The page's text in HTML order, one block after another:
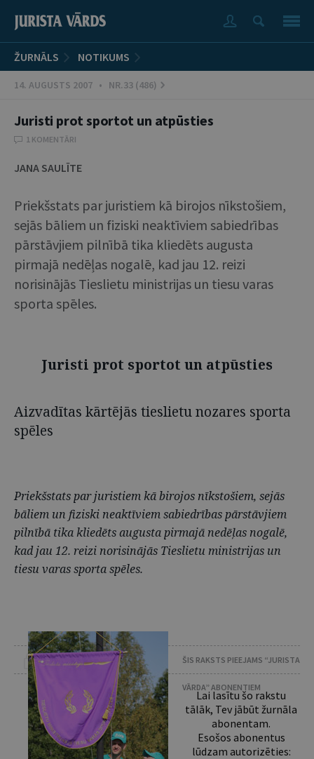
ŽURNĀLS NOTIKUMS
14. AUGUSTS 2007 • NR.33 (486)
Juristi prot sportot un atpūsties
1 KOMENTĀRI
JANA SAULĪTE
Priekšstats par juristiem kā birojos nīkstošiem,
sejās bāliem un fiziski neaktīviem sabiedrības
pārstāvjiem pilnībā tika kliedēts augusta
pirmajā nedēļas nogalē, kad jau 12. reizi
norisinājās Tieslietu ministrijas un tiesu varas
sporta spēles.
Juristi prot sportot un atpūsties
Aizvadītas kārtējās tieslietu nozares sporta
spēles
Priekšstats par juristiem kā birojos nīkstošiem, sejās
bāliem un fiziski neaktīviem sabiedrības pārstāvjiem
pilnībā tika kliedēts augusta pirmajā nedēļas nogalē,
kad jau 12. reizi norisinājās Tieslietu ministrijas un
tiesu varas sporta spēles.
ŠIS RAKSTS PIEEJAMS “JURISTA
VĀRDA” ABONENTIEM
Lai lasītu šo rakstu
tālāk, Tev jābūt žurnāla
abonentam.
Esošos abonentus
lūdzam autorizēties: